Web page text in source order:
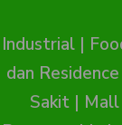
Industrial |
dan Residence
Sakit| Mall